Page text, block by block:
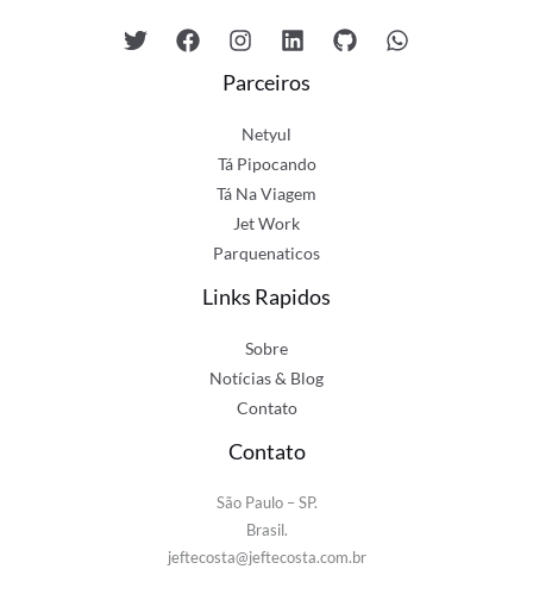
Parceiros
Netyul
Tá Pipocando
Tá Na Viagem
Jet Work
Parquenaticos
Links Rapidos
Sobre
Notícias & Blog
Contato
Contato
São Paulo – SP.
Brasil.
jeftecosta@jeftecosta.com.br